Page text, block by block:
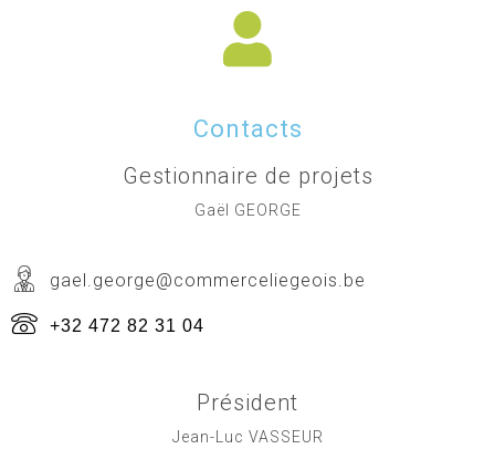
Contacts
Gestionnaire de projets
Gaël GEORGE
gael.george@commerceliegeois.be
+32 472 82 31 04
Président
Jean-Luc VASSEUR